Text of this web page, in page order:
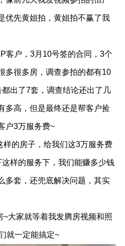
优先黄姐拍，黄姐拍不赢了我
客户，3月10号签的合同，3个
多很多房，调查参拍的都有10
出了7套，调查结论还出了几
多高，但是最终还是帮客户捡
户3万服务费~
的房子，给我们这3万服务费
样的服务下，我们能赚多少钱
多套，还兜底解决问题，其实
大家就等着我发腾房视频和照
就一定能搞定~